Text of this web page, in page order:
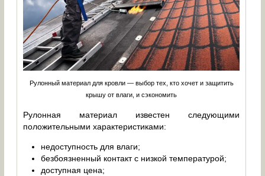
Рулонный материал для кровли — выбор тех, кто хочет и защитить
крышу от влаги, и сэкономить
Рулонная материал известен следующими
положительными характеристиками:
недоступность для влаги;
безбоязненный контакт с низкой температурой;
доступная цена;